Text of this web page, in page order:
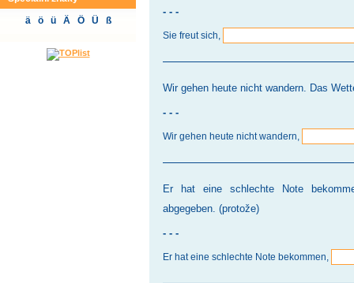
ä ö ü Ä Ö Ü ß
- - -
Sie freut sich,
Wir gehen heute nicht wandern. Das
- - -
Wir gehen heute nicht wandern,
Er hat eine schlechte Note
abgegeben. (protože)
- - -
Er hat eine schlechte Note bekommen,